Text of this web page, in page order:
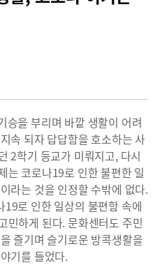
승을 부리며 바깥 생활이 어려
속 되자 답답함을 호소하는 사
2학기 등교가 미뤄지고, 다시
는 코로나19로 인한 불편한 일
라는 것을 인정할 수밖에 없다.
로 인한 일상의 불편함 속에
민하게 된다. 문화센터도 주민
즐기며 슬기로운 방콕생활을
기를 들었다.